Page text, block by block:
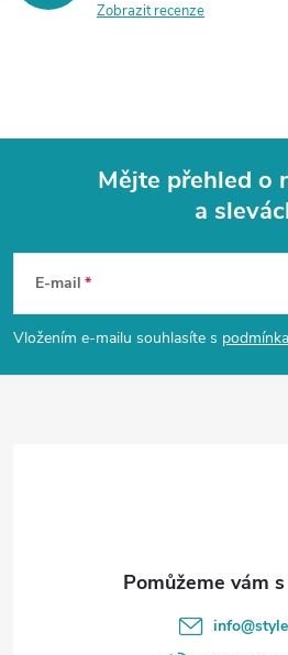
Zobrazit recenze
p
Mějte přehled o
a
E-mail
Vložením e-mailu souhlasíte s
info@